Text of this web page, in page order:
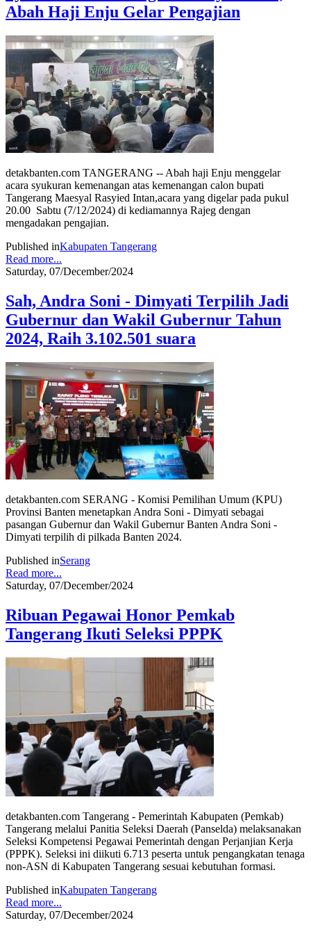
Abah Haji Enju Gelar Pengajian
detakbanten.com TANGERANG -- Abah haji Enju menggelar
acara syukuran kemenangan atas kemenangan calon bupati
Tangerang Maesyal Rasyied Intan,acara yang digelar pada pukul
20.00 Sabtu (7/12/2024) di kediamannya Rajeg dengan
mengadakan pengajian.
Published inKabupaten Tangerang
Read more...
Saturday, 07/December/2024
Sah, Andra Soni - Dimyati Terpilih Jadi
Gubernur dan Wakil Gubernur Tahun
2024, Raih 3.102.501 suara
detakbanten.com SERANG - Komisi Pemilihan Umum (KPU)
Provinsi Banten menetapkan Andra Soni - Dimyati sebagai
pasangan Gubernur dan Wakil Gubernur Banten Andra Soni -
Dimyati terpilih di pilkada Banten 2024.
Published inSerang
Read more...
Saturday, 07/December/2024
Ribuan Pegawai Honor Pemkab
Tangerang Ikuti Seleksi PPPK
detakbanten.com Tangerang - Pemerintah Kabupaten (Pemkab)
Tangerang melalui Panitia Seleksi Daerah (Panselda) melaksanakan
Seleksi Kompetensi Pegawai Pemerintah dengan Perjanjian Kerja
(PPPK). Seleksi ini diikuti 6.713 peserta untuk pengangkatan tenaga
non-ASN di Kabupaten Tangerang sesuai kebutuhan formasi.
Published inKabupaten Tangerang
Read more...
Saturday, 07/December/2024